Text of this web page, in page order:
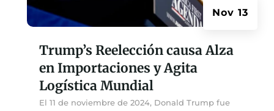
Trump’s Reelección causa Alza
en Importaciones y Agita
Logística Mundial
Nov 13
El 11 de noviembre de 2024, Donald Trump fue